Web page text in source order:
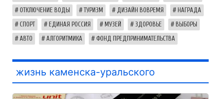
ОТКЛЮЧЕНИЕ ВОДЫ ТУРИЗМ ДИЗАЙН ВОВРЕМЯ НАГРАДА
СПОРТ ЕДИНАЯ РОССИЯ МУЗЕЙ ЗДОРОВЬЕ ВЫБОРЫ
АВТО АЛГОРИТМИКА ФОНД ПРЕДПРИНИМАТЕЛЬСТВА
жизнь каменска-уральского